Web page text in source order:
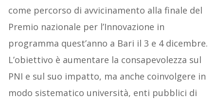
come percorso di avvicinamento alla finale del
Premio nazionale per l’Innovazione in
programma quest’anno a Bari il 3 e 4 dicembre.
L’obiettivo è aumentare la consapevolezza sul
PNI e sul suo impatto, ma anche coinvolgere in
modo sistematico università, enti pubblici di